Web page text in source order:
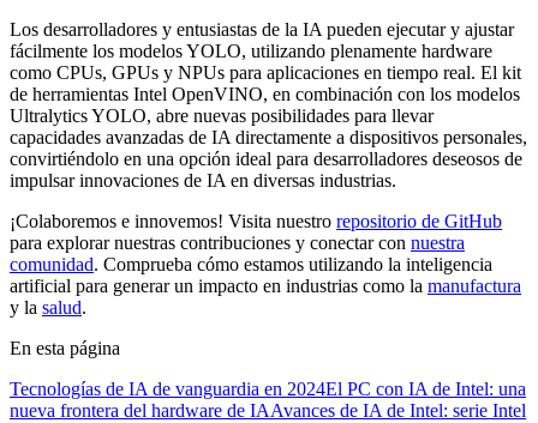
Los desarrolladores y entusiastas de la IA pueden ejecutar y ajustar
fácilmente los modelos YOLO, utilizando plenamente hardware
como CPUs, GPUs y NPUs para aplicaciones en tiempo real. El kit
de herramientas Intel OpenVINO, en combinación con los modelos
Ultralytics YOLO, abre nuevas posibilidades para llevar
capacidades avanzadas de IA directamente a dispositivos personales,
convirtiéndolo en una opción ideal para desarrolladores deseosos de
impulsar innovaciones de IA en diversas industrias.
¡Colaboremos e innovemos! Visita nuestro repositorio de GitHub
para explorar nuestras contribuciones y conectar con nuestra
comunidad. Comprueba cómo estamos utilizando la inteligencia
artificial para generar un impacto en industrias como la manufactura
y la salud.
En esta página
Tecnologías de IA de vanguardia en 2024El PC con IA de Intel: una
nueva frontera del hardware de IAAvances de IA de Intel: serie Intel